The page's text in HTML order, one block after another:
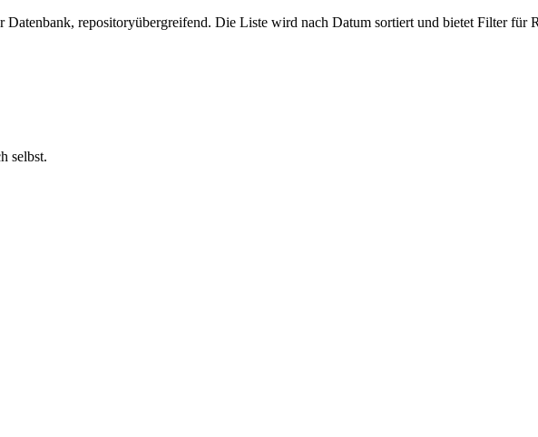
Datenbank, repositoryübergreifend. Die Liste wird nach Datum sortiert und bietet Filter für
selbst.